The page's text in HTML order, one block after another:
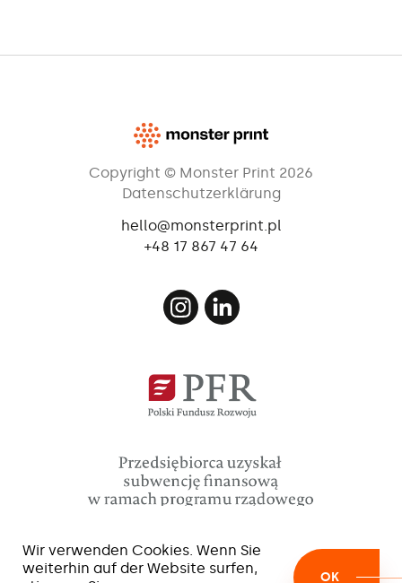
Copyright © Monster Print 2026
Datenschutzerklärung
hello@monsterprint.pl
+48 17 867 47 64
Wir verwenden Cookies. Wenn Sie
weiterhin auf der Website surfen,
OK